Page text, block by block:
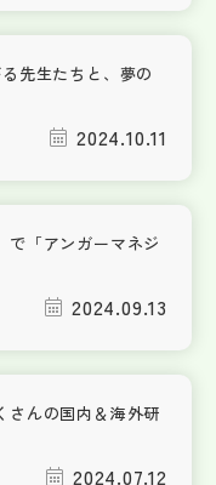
先生たちと、夢の
2024.10.11
で「アンガーマネジ
2024.09.13
さんの国内＆海外研
2024.07.12